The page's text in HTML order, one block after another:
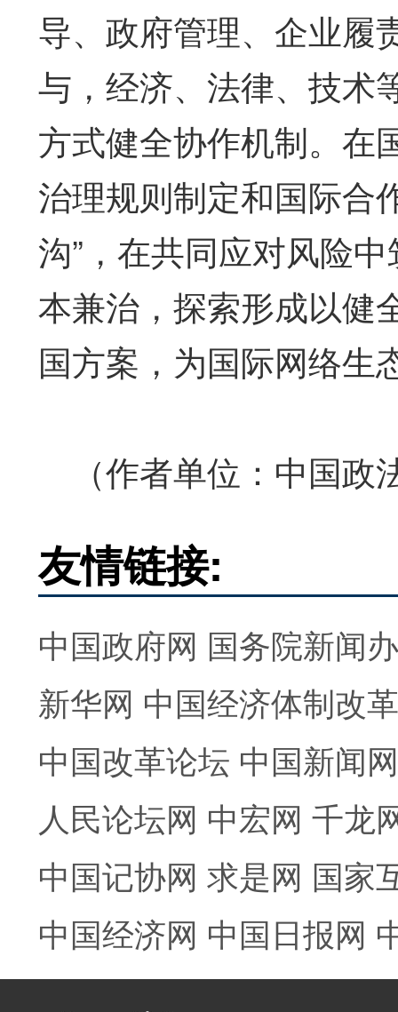
导、政府管理、企业履
与，经济、法律、技术
方式健全协作机制。在
治理规则制定和国际合
沟”，在共同应对风险
本兼治，探索形成以健
国方案，为国际网络生
（作者单位：中国政
友情链接:
中国政府网 国务院新闻
新华网 中国经济体制改
中国改革论坛 中国新闻网
人民论坛网 中宏网 千龙
中国记协网 求是网 国家
中国经济网 中国日报网